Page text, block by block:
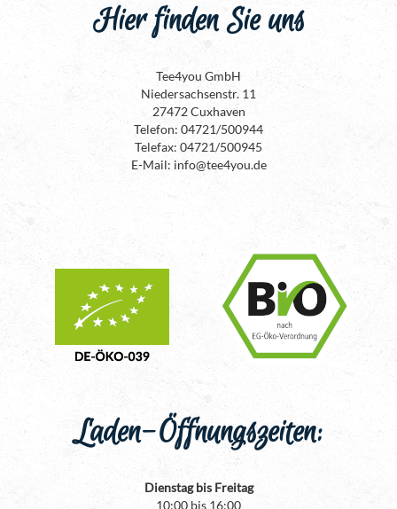
Hier finden Sie uns
Tee4you GmbH
Niedersachsenstr. 11
27472 Cuxhaven
Telefon: 04721/500944
Telefax: 04721/500945
E-Mail: info@tee4you.de
Laden-Öffnungszeiten:
Dienstag bis Freitag
10:00 bis 16:00